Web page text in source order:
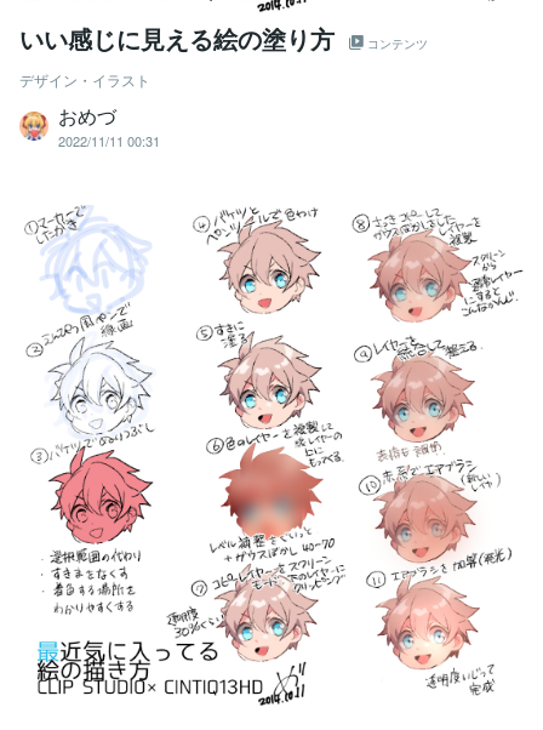
いい感じに見える絵の塗り方 コンテンツ
デザイン・イラスト
おめづ
2022/11/11 00:31